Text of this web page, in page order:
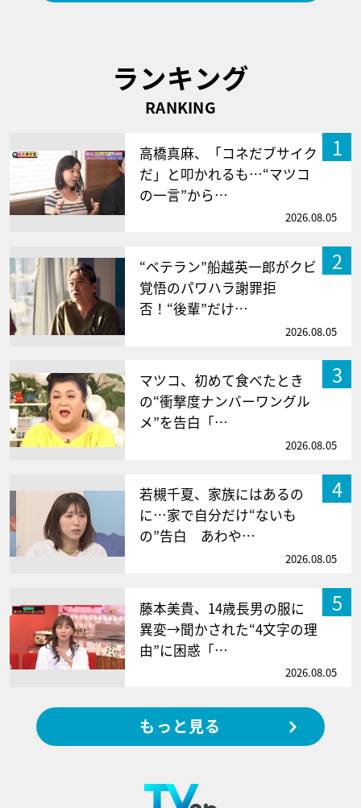
ランキング
RANKING
1
高橋真麻、「コネだブサイク
だ」と叩かれるも…“マツコ
の一言”から…
2026.08.05
2
“ベテラン”船越英一郎がクビ
覚悟のパワハラ謝罪拒
否！“後輩”だけ…
2026.08.05
3
マツコ、初めて食べたとき
の“衝撃度ナンバーワングル
メ”を告白「…
2026.08.05
4
若槻千夏、家族にはあるの
に…家で自分だけ“ないも
の”告白 あわや…
2026.08.05
5
藤本美貴、14歳長男の服に
異変→聞かされた“4文字の理
由”に困惑「…
2026.08.05
もっと見る